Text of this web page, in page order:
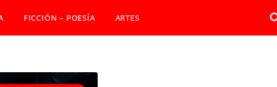
FICCIÓN – POESÍA ARTES